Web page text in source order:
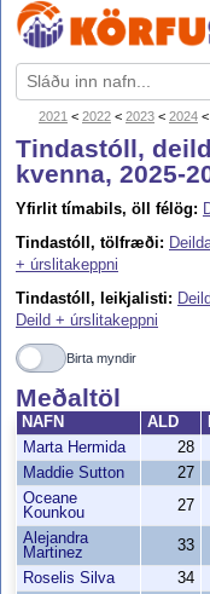
2021 < 2022 < 2023 < 2024 <
Tindastóll,
kvenna, 2025-
Yfirlit tímabils, öll félög:
Tindastóll, tölfræði:
+ úrslitakeppni
Tindastóll, leikjalisti:
Deild + úrslitakeppni
Birta myndir
Meðaltöl
NAFN ALD
Marta Hermida
28
Maddie Sutton
27
Oceane
Kounkou
27
Alejandra
Martinez
33
Roselis Silva
34